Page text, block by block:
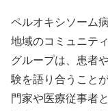
ペルオキシソーム
地域のコミュニテ
グループは、患者
験を語り合うこと
門家や医療従事者